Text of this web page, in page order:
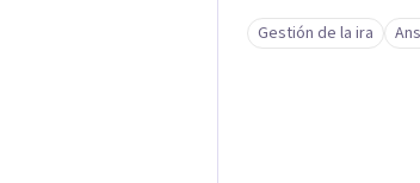
ansiedad y del
Gestión de la ira